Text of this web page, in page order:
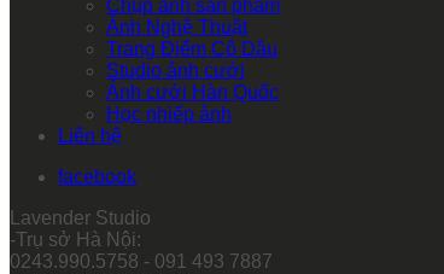
Chụp ảnh sản phẩm
Ảnh Nghệ Thuật
Trang Điểm Cô Dâu
Studio ảnh cưới
Ảnh cưới Hàn Quốc
Học nhiếp ảnh
Liên hệ
facebook
Lavender Studio
-Trụ sở Hà Nội:
0243.990.5758 - 091 493 7887